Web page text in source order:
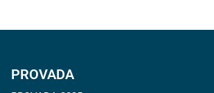
PROVADA